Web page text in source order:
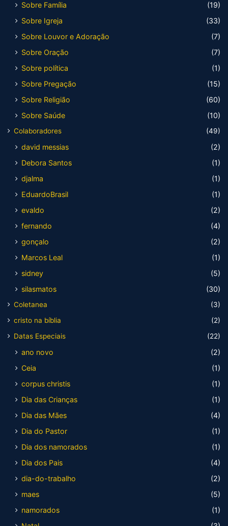
Sobre Família
(19)
Sobre Igreja
(33)
Sobre Louvor e Adoração
(7)
Sobre Oração
(7)
Sobre política
(1)
Sobre Pregação
(15)
Sobre Religião
(60)
Sobre Saúde
(10)
Colaboradores (49)
david messias
(2)
Debora Santos
(1)
djalma
(1)
EduardoBrasil
(1)
evaldo
(2)
fernando
(4)
gonçalo
(2)
Marcos Leal
(1)
sidney
(5)
silasmatos
(30)
Coletanea
(3)
cristo na bíblia
(2)
Datas Especiais
(22)
ano novo
(2)
Ceia
(1)
corpus christis
(1)
Dia das Crianças
(1)
Dia das Mães
(4)
Dia do Pastor
(1)
Dia dos namorados
(1)
Dia dos Pais
(4)
dia-do-trabalho
(2)
maes
(5)
namorados
(1)